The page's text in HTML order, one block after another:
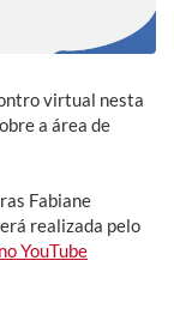
virtual nesta
a área de
Fabiane
realizada pelo
YouTube